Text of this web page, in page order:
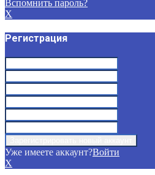
Вспомнить пароль?
X
Регистрация
Уже имеете аккаунт?Войти
X